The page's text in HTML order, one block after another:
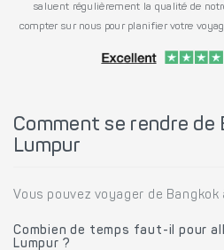
saluent régulièrement la qualité de
compter sur nous pour planifier votre
Comment se rendre de
Lumpur
Vous pouvez voyager de Bangkok
Combien de temps faut-il pour
Lumpur ?